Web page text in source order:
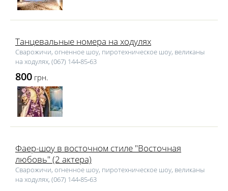
Танцевальные номера на ходулях
Сварожичи, огненное шоу, пиротехническое шоу, великаны
на ходулях, (067) 144‑85‑63
800 грн.
Фаер-шоу в восточном стиле "Восточная
любовь" (2 актера)
Сварожичи, огненное шоу, пиротехническое шоу, великаны
на ходулях, (067) 144‑85‑63